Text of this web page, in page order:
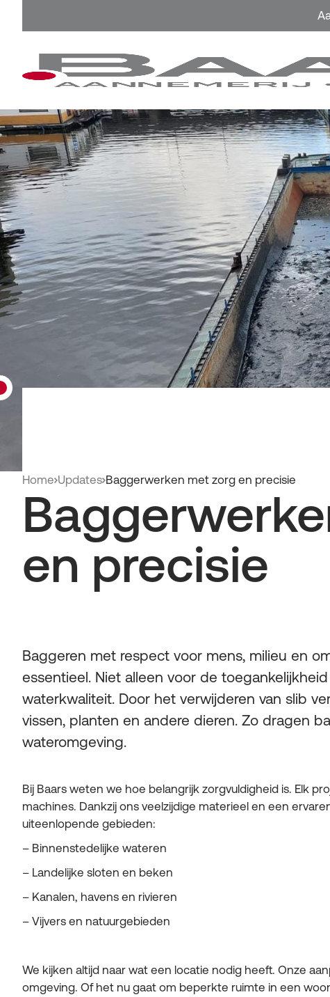
Home Updates Baggerwerken met zorg en precisie
en precisie
Baggeren met respect voor mens, milieu en
essentieel. Niet alleen voor de
waterkwaliteit. Door het verwijderen van slib
vissen, planten en andere dieren. Zo dragen
wateromgeving.
Bij Baars weten we hoe belangrijk zorgvuldigheid is. Elk
machines. Dankzij ons veelzijdige materieel en een
uiteenlopende gebieden:
– Binnenstedelijke wateren
– Landelijke sloten en beken
– Kanalen, havens en rivieren
– Vijvers en natuurgebieden
We kijken altijd naar wat een locatie nodig heeft. Onze
omgeving. Of het nu gaat om beperkte ruimte in een